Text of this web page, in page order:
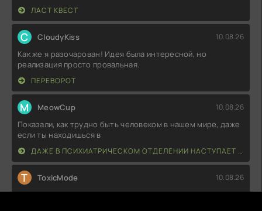
ЛАСТ КВЕСТ
C CloudyKiss 10.08.26
Как же я разочарован! Идея была интересной, но
реализация просто провальная.
ПЕРЕВОРОТ
M MeowCup 10.08.26
Показали, как трудно быть человеком в нашем мире, даже
если ты находишься в
ДАЖЕ В ПСИХИАТРИЧЕСКОМ ОТДЕЛЕНИИ НАСТУПАЕТ УТРО
T ToxicMode 10.08.26
Не могу сказать, что это шедевр, но для вечера с чаем и